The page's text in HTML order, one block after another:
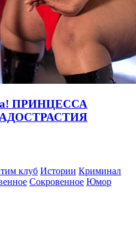
ПРИНЦЕССА
клуб Истории Криминал
Сокровенное Юмор